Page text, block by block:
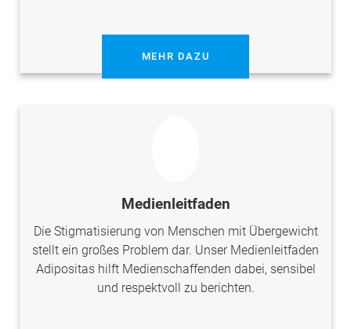
MEHR DAZU
Medienleitfaden
Die Stigmatisierung von Menschen mit Übergewicht
stellt ein großes Problem dar. Unser Medienleitfaden
Adipositas hilft Medienschaffenden dabei, sensibel
und respektvoll zu berichten.